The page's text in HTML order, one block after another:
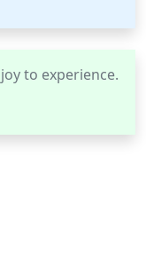
to experience.